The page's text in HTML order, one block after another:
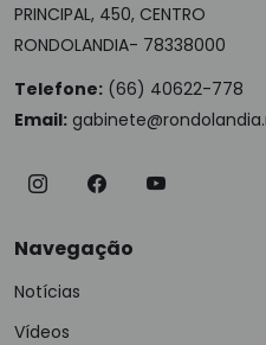
PRINCIPAL, 450, CENTRO
RONDOLANDIA- 78338000
Telefone: (66) 40622-778
Email:
Navegação
Notícias
Vídeos